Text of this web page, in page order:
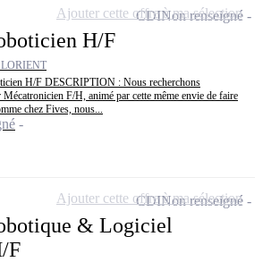
H/F
H/F DESCRIPTION : Nous recherchons
F/H, animé par cette même envie de faire
chez Fives, nous...
CDINon renseigné
Ajouter cette offre à ma sélection
& Logiciel
F
CDINon renseigné
Ajouter cette offre à ma sélection